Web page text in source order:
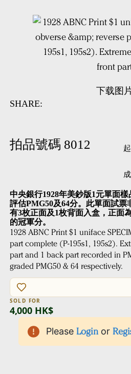
下载图
SHARE:
拍品號碼 8012
中央銀行1928年美鈔版1元單面
評估PMG50及64分。此單面試
有3枚正面及1枚背面入盒，正面
的冠軍分。
1928 ABNC Print $1 uniface
part complete (P-195s1, 195s2).
part and 1 back part recorded in
graded PMG50 & 64 respectively.
SOLD FOR
4,000 HK$
Please Login or